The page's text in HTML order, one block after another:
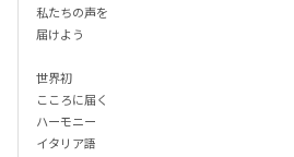
私たちの声を
届けよう
世界初
こころに届く
ハーモニー
イタリア語